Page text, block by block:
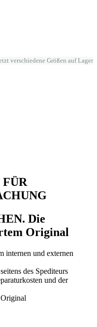
verschiedene Größen auf Lager
Die
Original
internen und externen
des Spediteurs
und der